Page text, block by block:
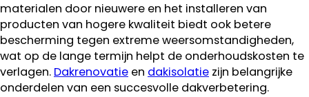
materialen door nieuwere en het installeren van
producten van hogere kwaliteit biedt ook betere
bescherming tegen extreme weersomstandigheden,
wat op de lange termijn helpt de onderhoudskosten te
verlagen. Dakrenovatie en dakisolatie zijn belangrijke
onderdelen van een succesvolle dakverbetering.